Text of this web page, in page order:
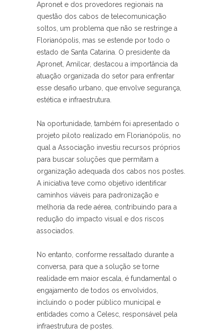
Apronet e dos provedores regionais na
questão dos cabos de telecomunicação
soltos um problema que não se restringe a
Florianópolis mas se estende por todo o
estado de Santa Catarina O presidente da
Apronet Amilcar, destacou a importância da
atuação organizada do setor para enfrentar
esse desafio urbano que envolve segurança
estética e infraestrutura
Na oportunidade também foi apresentado o
projeto piloto realizado em Florianópolis no
qual a Associação investiu recursos próprios
para buscar soluções que permitam a
organização adequada dos cabos nos postes
A iniciativa teve como objetivo identificar
caminhos viáveis para padronização e
melhoria da rede aérea contribuindo para a
redução do impacto visual e dos riscos
associados
No entanto conforme ressaltado durante a
conversa para que a solução se torne
realidade em maior escala é fundamental o
engajamento de todos os envolvidos
incluindo o poder público municipal e
entidades como a Celesc responsável pela
infraestrutura de postes